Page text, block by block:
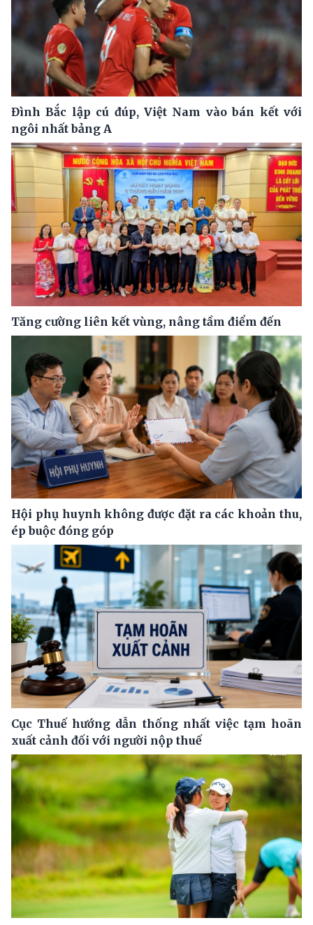
Đình Bắc lập cú đúp, Việt Nam vào bán kết với
ngôi nhất bảng A
Tăng cường liên kết vùng, nâng tầm điểm đến
Hội phụ huynh không được đặt ra các khoản thu,
ép buộc đóng góp
Cục Thuế hướng dẫn thống nhất việc tạm hoãn
xuất cảnh đối với người nộp thuế